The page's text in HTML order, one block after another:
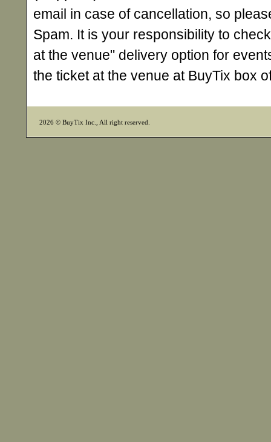
email in case of cancellation, so
Spam. It is your responsibility to
at the venue" delivery option for
the ticket at the venue at BuyTix box
2026 © BuyTix Inc., All right reserved.